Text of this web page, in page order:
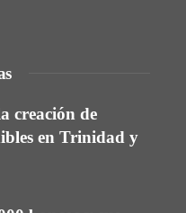
creación de
en Trinidad y